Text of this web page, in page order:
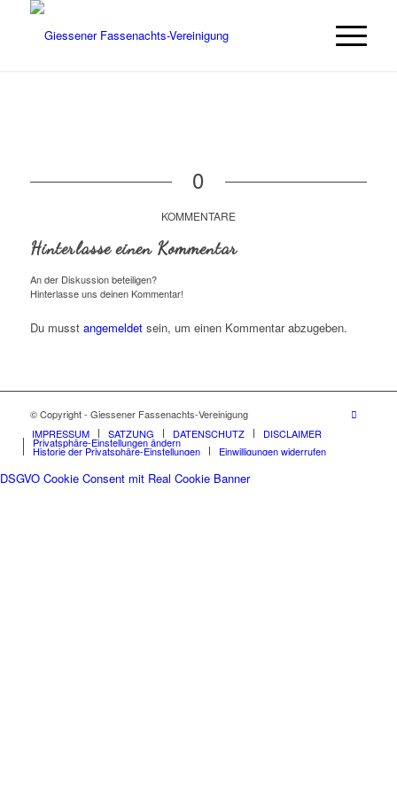
0
KOMMENTARE
Hinterlasse einen Kommentar
An der Diskussion beteiligen?
Hinterlasse uns deinen Kommentar!
Du musst angemeldetsein, um einen Kommentar abzugeben.
© Copyright - Giessener Fassenachts-Vereinigung
IMPRESSUM
SATZUNG DATENSCHUTZ DISCLAIMER
Privatsphäre-Einstellungen ändern
Historie der Privatsphäre-Einstellungen Einwilligungen widerrufen
DSGVO Cookie Consent mit Real Cookie Banner